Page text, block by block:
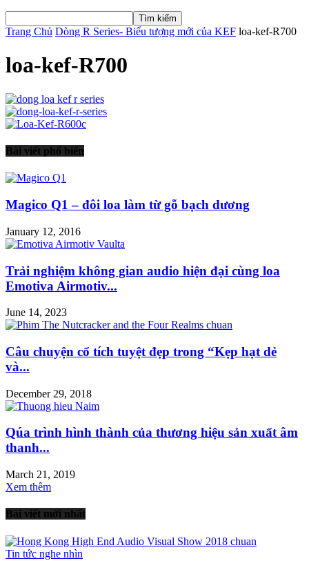
Trang Chủ Dòng R Series- Biểu tượng mới của KEF loa-kef-R700
loa-kef-R700
Bài viết phổ biến
Magico Q1 – đôi loa làm từ gỗ bạch dương
January 12, 2016
Trải nghiệm không gian audio hiện đại cùng loa
Emotiva Airmotiv...
June 14, 2023
Câu chuyện cổ tích tuyệt đẹp trong “Kẹp hạt dẻ
và...
December 29, 2018
Qúa trình hình thành của thương hiệu sản xuất âm
thanh...
March 21, 2019
Xem thêm
Bài viết mới nhất
Tin tức nghe nhìn